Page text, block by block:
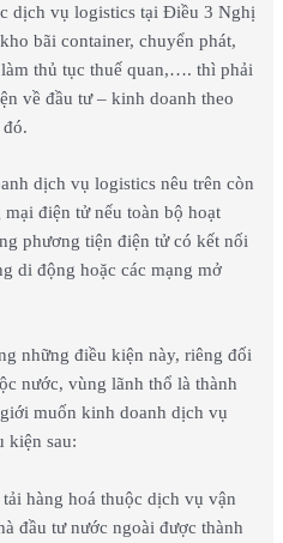
dịch vụ logistics tại Điều 3 Nghị
bãi container, chuyển phát,
thủ tục thuế quan,…. thì phải
về đầu tư – kinh doanh theo
dịch vụ logistics nêu trên còn
điện tử nếu toàn bộ hoạt
phương tiện điện tử có kết nối
di động hoặc các mạng mở
những điều kiện này, riêng đối
nước, vùng lãnh thổ là thành
muốn kinh doanh dịch vụ
kiện sau:
hàng hoá thuộc dịch vụ vận
đầu tư nước ngoài được thành